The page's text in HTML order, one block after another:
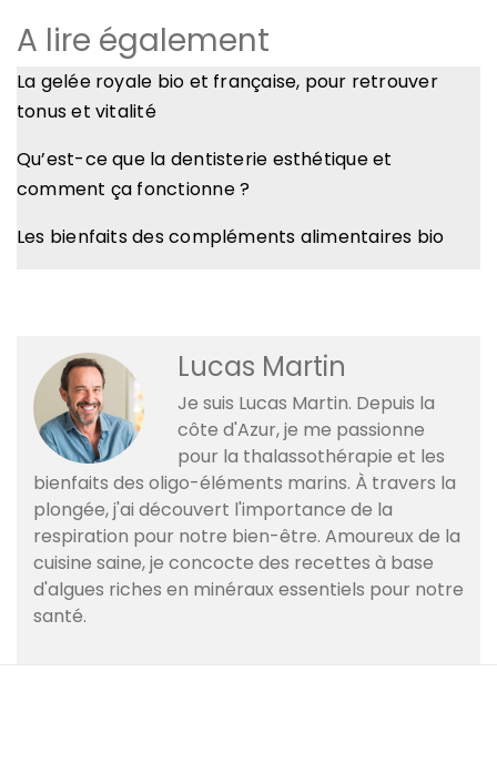
A lire également
La gelée royale bio et française, pour retrouver
tonus et vitalité
Qu’est-ce que la dentisterie esthétique et
comment ça fonctionne ?
Les bienfaits des compléments alimentaires bio
Lucas Martin
Je suis Lucas Martin. Depuis la
côte d'Azur, je me passionne
pour la thalassothérapie et les
bienfaits des oligo-éléments marins. À travers la
plongée, j'ai découvert l'importance de la
respiration pour notre bien-être. Amoureux de la
cuisine saine, je concocte des recettes à base
d'algues riches en minéraux essentiels pour notre
santé.